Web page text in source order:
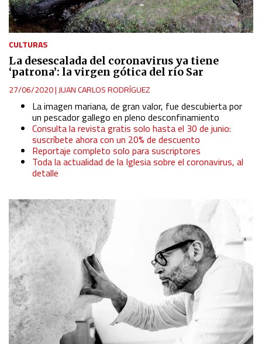
CULTURAS
La desescalada del coronavirus ya tiene
‘patrona’: la virgen gótica del río Sar
27/06/2020| JUAN CARLOS RODRÍGUEZ
La imagen mariana, de gran valor, fue descubierta por
un pescador gallego en pleno desconfinamiento
Consulta la revista gratis solo hasta el 30 de junio:
suscríbete ahora con un 20% de descuento
Reportaje completo solo para suscriptores
Toda la actualidad de la Iglesia sobre el coronavirus, al
detalle